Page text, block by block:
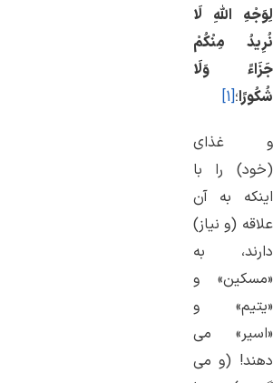
لِوَجْهِ اللَّهِ لَا
نُرِيدُ مِنْكُمْ
جَزَاءً وَلَا
شُكُورًا؛[1]
و غذای
(خود) را با
اینکه به آن
علاقه (و نیاز)
دارند، به
«مسکین» و
«یتیم» و
«اسیر» می‌
دهند! (و می